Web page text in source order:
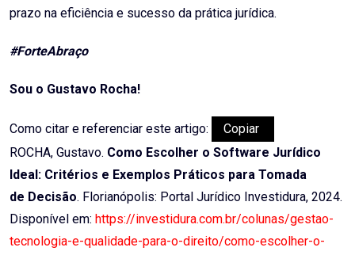
prazo na eficiência e sucesso da prática jurídica.
#ForteAbraço
Sou o Gustavo Rocha!
Como citar e referenciar este artigo:
Copiar
ROCHA, Gustavo. Como Escolher o Software Jurídico
Ideal: Critérios e Exemplos Práticos para Tomada
de Decisão. Florianópolis: Portal Jurídico Investidura, 2024.
Disponível em: https://investidura.com.br/colunas/gestao-
tecnologia-e-qualidade-para-o-direito/como-escolher-o-